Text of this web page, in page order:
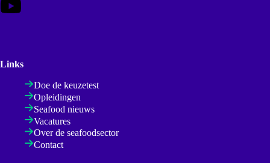
Links
Doe de keuzetest
Opleidingen
Seafood nieuws
Vacatures
Over de seafoodsector
Contact